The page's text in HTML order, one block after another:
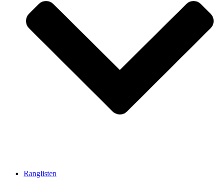
Ranglisten